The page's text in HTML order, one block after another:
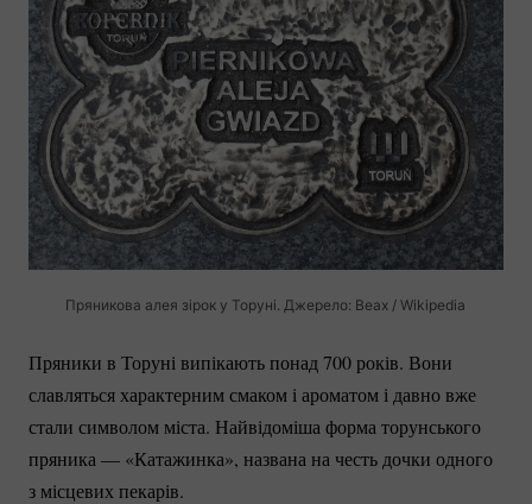
Пряникова алея зірок у Торуні. Джерело: Beax / Wikipedia
Пряники в Торуні випікають понад 700 років. Вони
славляться характерним смаком і ароматом і давно вже
стали символом міста. Найвідоміша форма торунського
пряника — «Катажинка», названа на честь дочки одного
з місцевих пекарів.